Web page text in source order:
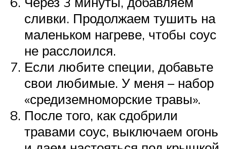
сливки. Продолжаем тушить на
маленьком нагреве, чтобы соус
не расслоился.
Если любите специи, добавьте
свои любимые. У меня – набор
«средиземноморские травы».
После того, как сдобрили
травами соус, выключаем огонь